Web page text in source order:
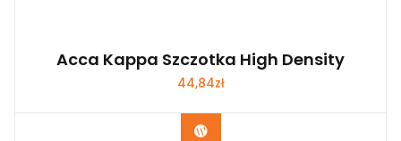
Acca Kappa Szczotka High Density
44,84zł
Zobacz